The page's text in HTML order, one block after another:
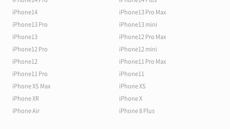
iPhone14
iPhone13 Pro Max
iPhone13 Pro
iPhone13 mini
iPhone13
iPhone12 Pro Max
iPhone12 Pro
iPhone12 mini
iPhone12
iPhone11 Pro Max
iPhone11 Pro
iPhone11
iPhone XS Max
iPhone XS
iPhone XR
iPhone X
iPhone Air
iPhone 8 Plus